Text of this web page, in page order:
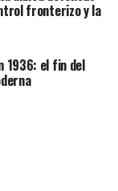
fronterizo y la
1936: el fin del